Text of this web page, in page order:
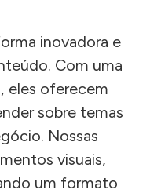
inovadora e
Com uma
eles oferecem
sobre temas
Nossas
visuais,
um formato